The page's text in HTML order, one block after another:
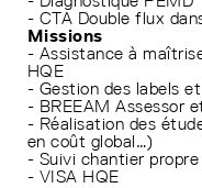
- CTA Double flux
Missions
- Assistance à
HQE
- Gestion des labels
- BREEAM Assessor
- Réalisation des
en coût global…)
- Suivi chantier propre
- VISA HQE